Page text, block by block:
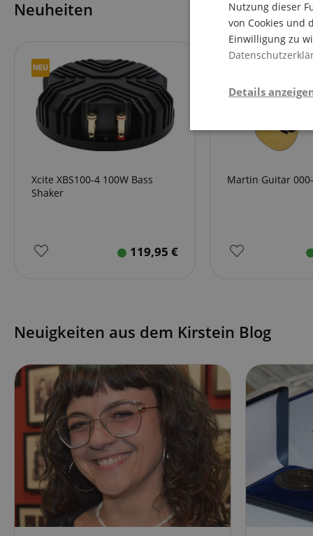
Neuheiten
Xcite XBS100-4 100W Bass
Shaker
119,95 €
Martin Guitar
Neuigkeiten aus dem Kirstein Blog
Nutzung dieser
von Cookies und
Einwilligung zu
Details
Die durch diese
amazon-pay-